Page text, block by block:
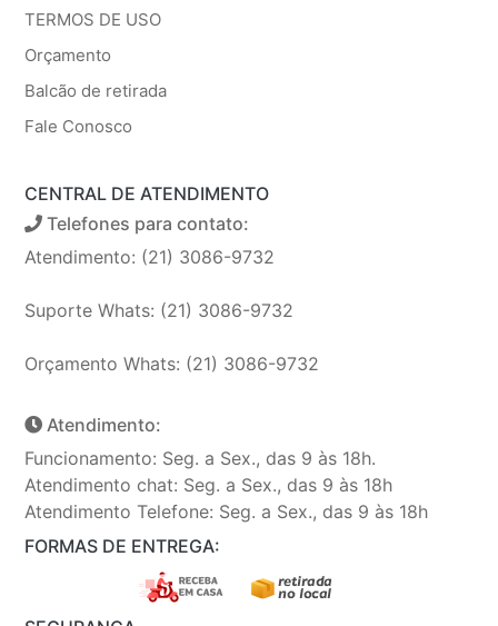
TERMOS DE USO
Orçamento
Balcão de retirada
Fale Conosco
CENTRAL DE ATENDIMENTO
Telefones para contato:
Atendimento: (21) 3086-9732
Suporte Whats: (21) 3086-9732
Orçamento Whats: (21) 3086-9732
Atendimento:
Funcionamento: Seg. a Sex., das 9 às 18h.
Atendimento chat: Seg. a Sex., das 9 às 18h
Atendimento Telefone: Seg. a Sex., das 9 às 18h
FORMAS DE ENTREGA: